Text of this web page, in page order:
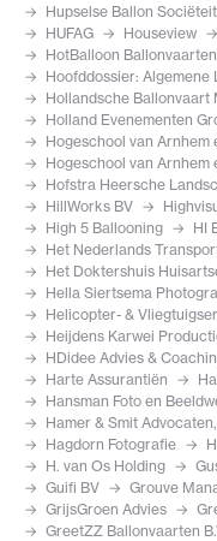
Hupselse Ballon Sociëteit
HUFAG
Houseview
HotBalloon Ballonvaarten
Hoofddossier: Algemene
Hollandsche Ballonvaart
Holland Evenementen
Hogeschool van Arnhem
Hogeschool van Arnhem
Hofstra Heersche
HillWorks BV
High 5 Ballooning
HI
Het Nederlands
Het Doktershuis
Hella Siertsema
Helicopter- &
Heijdens Karwei
HDidee Advies &
Harte Assurantiën
Hansman Foto en
Hamer & Smit
Hagdorn Fotografie
H. van Os Holding
Guifi BV
Grouve
GrijsGroen Advies
GreetZZ Ballonvaarten